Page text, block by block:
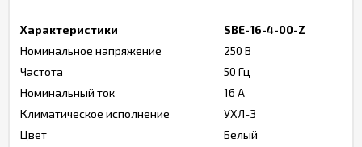
Характеристики
SBE-16-4-00-Z
Номинальное напряжение
250 В
Частота
50 Гц
Номинальный ток
16 А
Климатическое исполнение
УХЛ-3
Цвет
Белый